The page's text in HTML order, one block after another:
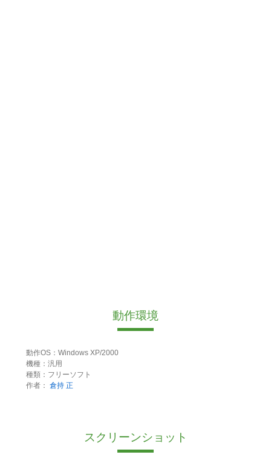
動作環境
動作OS：Windows XP/2000
機種：汎用
種類：フリーソフト
作者： 倉持 正
スクリーンショット